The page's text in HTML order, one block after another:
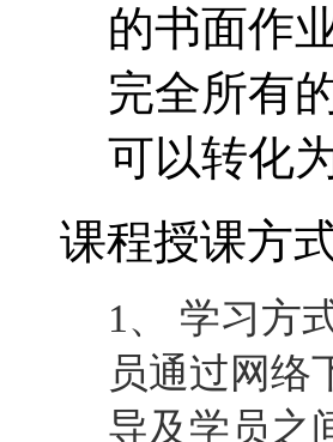
的书面作
完全所有
可以转化
课程授课方
1、 学习方
员通过网络
导及学员之